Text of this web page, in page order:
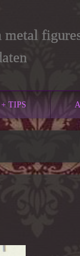
TIPS